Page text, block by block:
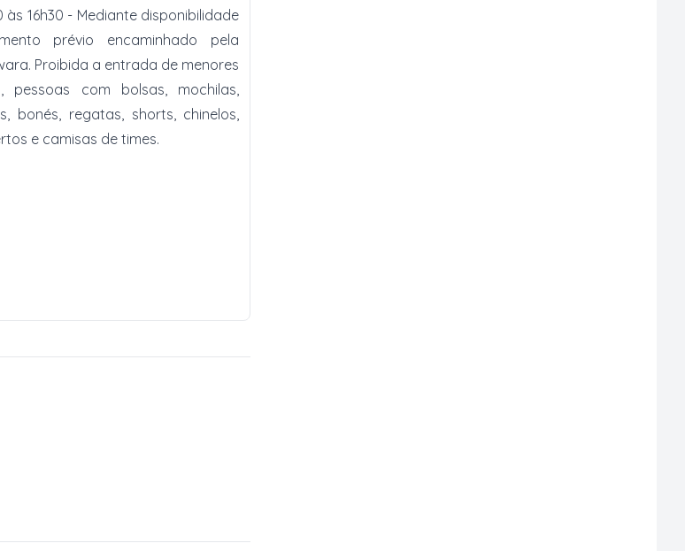
às 16h30 - Mediante disponibilidade
prévio encaminhado pela
Proibida a entrada de menores
pessoas com bolsas, mochilas,
bonés, regatas, shorts, chinelos,
e camisas de times.